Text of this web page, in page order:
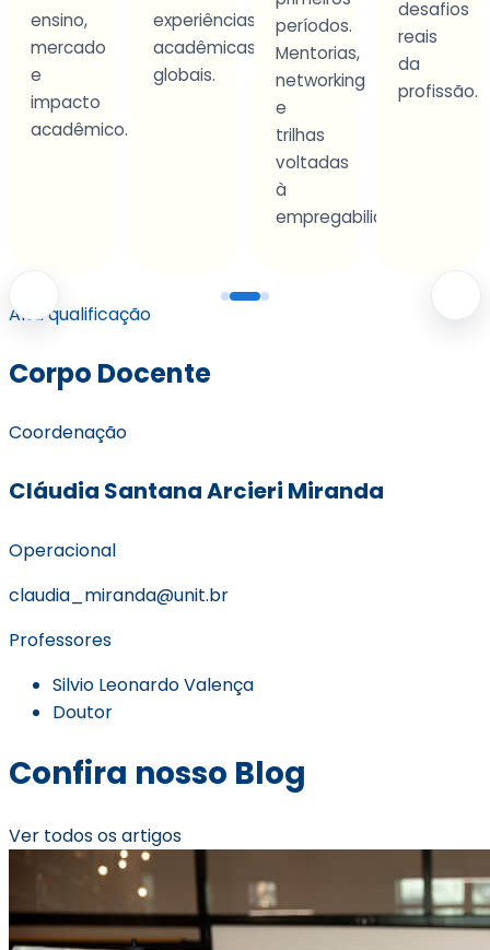
experiências
acadêmicas
períodos.
Mentorias,
networking
empregabilidade.
desafios
reais
da
profissão.
que
e
Alta qualificação
Corpo Docente
Coordenação
Cláudia Santana Arcieri Miranda
Operacional
claudia_miranda@unit.br
Professores
Silvio Leonardo Valença
Doutor
Confira nosso Blog
Ver todos os artigos